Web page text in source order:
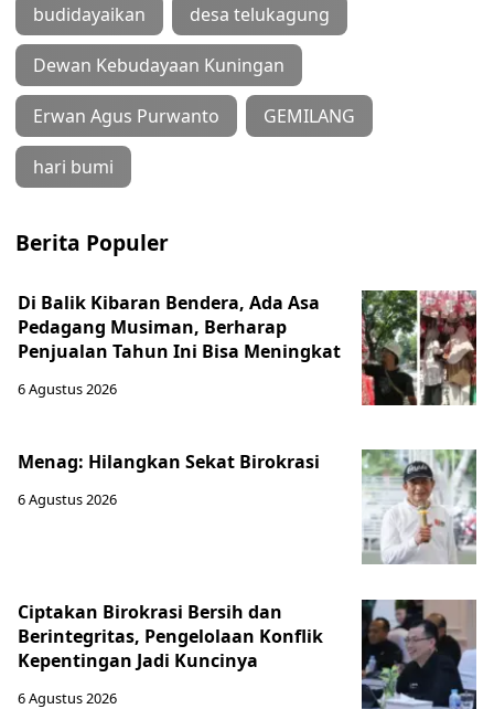
budidayaikan desa telukagung
Dewan Kebudayaan Kuningan
Erwan Agus Purwanto GEMILANG
hari bumi
Berita Populer
Di Balik Kibaran Bendera, Ada Asa
Pedagang Musiman, Berharap
Penjualan Tahun Ini Bisa Meningkat
6 Agustus 2026
Menag: Hilangkan Sekat Birokrasi
6 Agustus 2026
Ciptakan Birokrasi Bersih dan
Berintegritas, Pengelolaan Konflik
Kepentingan Jadi Kuncinya
6 Agustus 2026